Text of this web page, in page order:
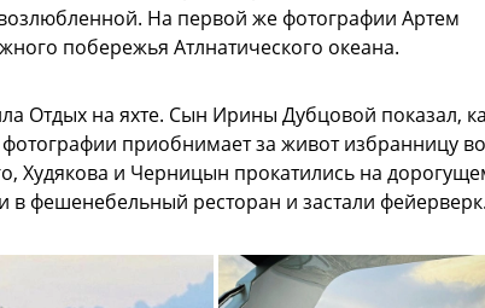
На первой же фотографии Артем
побережья Атлнатического океана.
Отдых на яхте. Сын Ирины Дубцовой показал,
приобнимает за живот избранницу во
Худякова и Черницын прокатились на
фешенебельный ресторан и застали фейерверк.